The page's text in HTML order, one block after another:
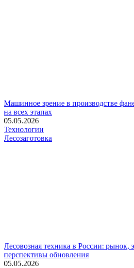
Машинное зрение в производстве
на всех этапах
05.05.2026
Технологии
Лесозаготовка
Лесовозная техника в России: рынок,
перспективы обновления
05.05.2026